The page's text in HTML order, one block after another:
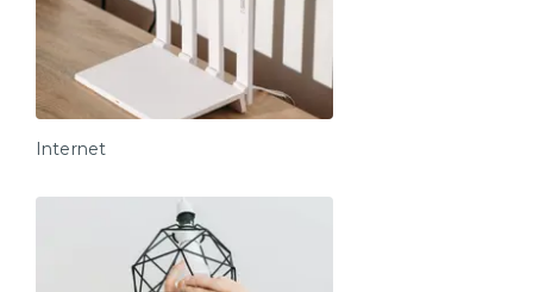
Internet